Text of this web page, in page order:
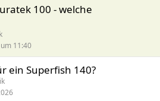
100 - welche
11:40
ein Superfish 140?